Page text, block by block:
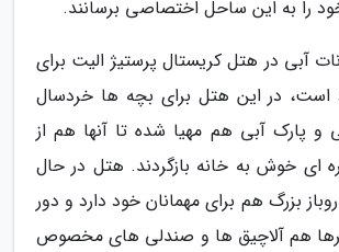
را به این ساحل اختصاصی برسانند.
آبی در هتل کریستال پرستیژ الیت برای
است، در این هتل برای بچه ها خردسال
پارک آبی هم مهیا شده تا آنها هم از
ای خوش به خانه بازگردند. هتل در حال
بزرگ هم برای مهمانان خود دارد و دور
هم آلاچیق ها و صندلی های مخصوص